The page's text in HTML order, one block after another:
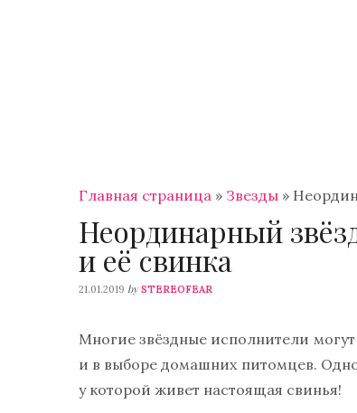
Главная страница » Звезды »
Неординарный
и её свинка
21.01.2019 by STEREOFEAR
Многие звёздные исполнители
и в выборе домашних питомцев.
у которой живет настоящая свинья!